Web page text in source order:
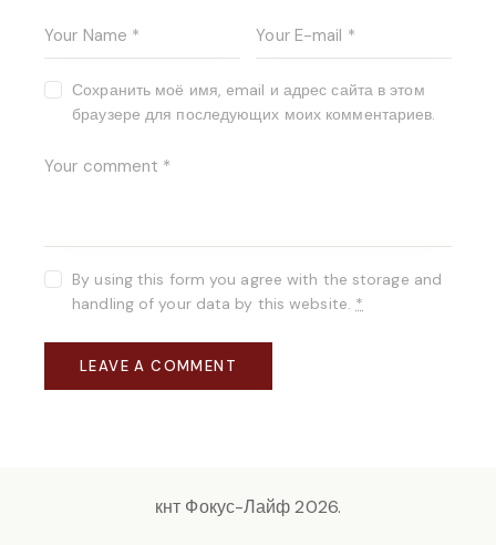
Сохранить моё имя, email и адрес сайта в этом
браузере для последующих моих комментариев.
By using this form you agree with the storage and
handling of your data by this website. *
кнт Фокус-Лайф 2026.